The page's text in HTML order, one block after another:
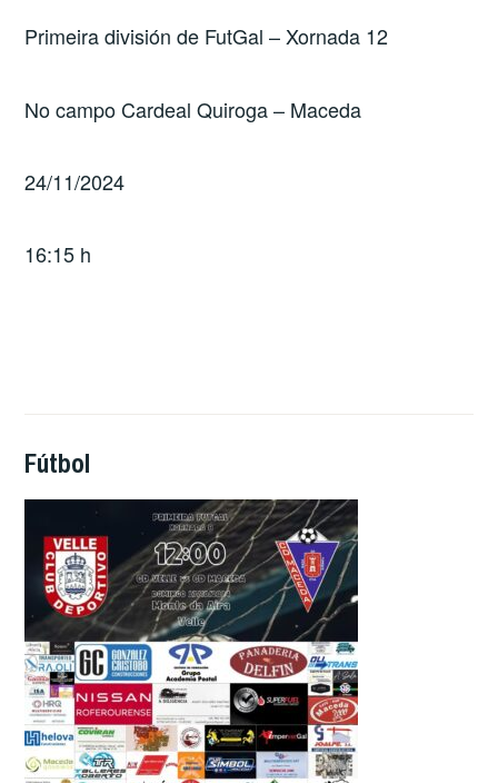
Primeira división de FutGal – Xornada 12
No campo Cardeal Quiroga – Maceda
24/11/2024
16:15 h
Fútbol